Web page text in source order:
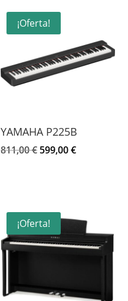
¡Oferta!
YAMAHA P225B
811,00€ El
811,00 €.
599,00€El
¡Oferta!